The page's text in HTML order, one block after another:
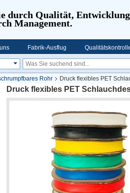
durch Qualität,
Management.
Fabrik-Ausflug
Rohr
Druck flexibles PET
Druck flexibles PET